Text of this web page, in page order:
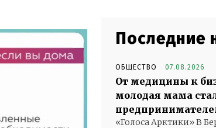
Последние
ОБЩЕСТВО 07.08.2026
От медицины к
молодая мама
«Голоса Арктики» В